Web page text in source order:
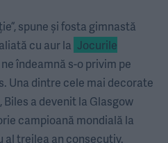
spune și fosta gimnastă
cu aur la Jocurile
îndeamnă s-o privim pe
Una dintre cele mai decorate
a devenit la Glasgow
campioană mondială la
al treilea an consecutiv.